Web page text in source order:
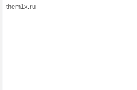
them1x.ru